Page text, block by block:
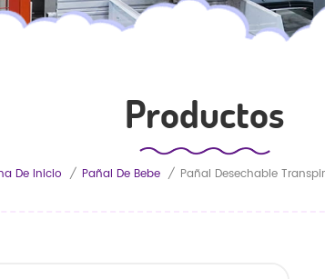
Productos
De Inicio / Pañal De Bebe /